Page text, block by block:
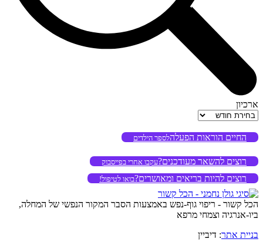
ארכיון
ארכיון
החיים הוראות הפעלהלספר הילדים
רוצים להשאר מעודכנים?עקבו אחרי בפייסבוק
רוצים להיות בריאים ומאושרים?בואו לטיפול!
הכל קשור - ריפוי גוף-נפש באמצעות הסבר המקור הנפשי של המחלה,
ביו-אנרגיה וצמחי מרפא
בניית אתר: דיביין